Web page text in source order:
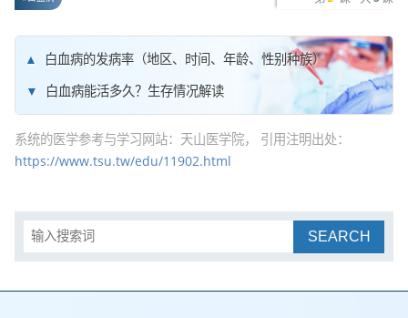
白血病的发病率（地区、时间、年龄、性别种族）
白血病能活多久？生存情况解读
系统的医学参考与学习网站：天山医学院， 引用注明出处：
https://www.tsu.tw/edu/11902.html
SEARCH